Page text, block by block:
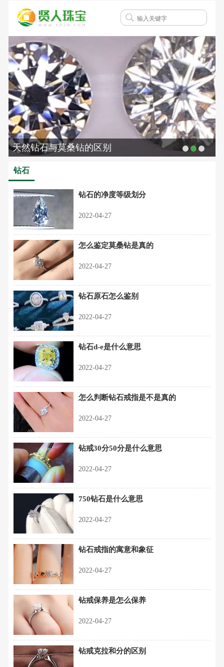
天然钻石与莫桑钻的区别
钻石
钻石的净度等级划分
2022-04-27
怎么鉴定莫桑钻是真的
2022-04-27
钻石原石怎么鉴别
2022-04-27
钻石d-e是什么意思
2022-04-27
怎么判断钻石戒指是不是真的
2022-04-27
钻戒30分50分是什么意思
2022-04-27
750钻石是什么意思
2022-04-27
钻石戒指的寓意和象征
2022-04-27
钻戒保养是怎么保养
2022-04-27
钻戒克拉和分的区别